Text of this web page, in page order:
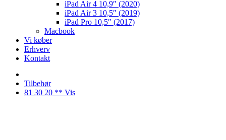
iPad Air 4 10,9″ (2020)
iPad Air 3 10,5″ (2019)
iPad Pro 10,5″ (2017)
Macbook
Vi køber
Erhverv
Kontakt
Tilbehør
81 30 20 ** Vis